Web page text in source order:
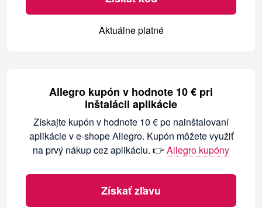
Aktuálne platné
Allegro kupón v hodnote 10 € pri
inštalácii aplikácie
Získajte kupón v hodnote 10 € po nainštalovaní
aplikácie v e-shope Allegro. Kupón môžete využiť
na prvý nákup cez aplikáciu. 👉 Allegro kupóny
Získať zľavu